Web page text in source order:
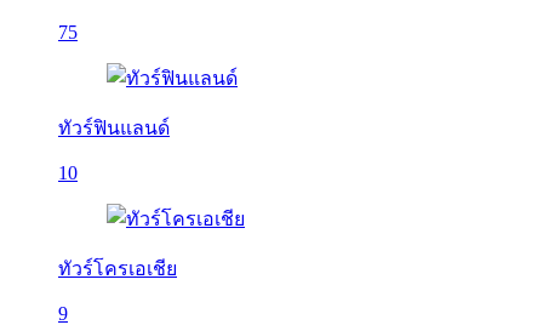
75
ทัวร์ฟินแลนด์
10
ทัวร์โครเอเชีย
9